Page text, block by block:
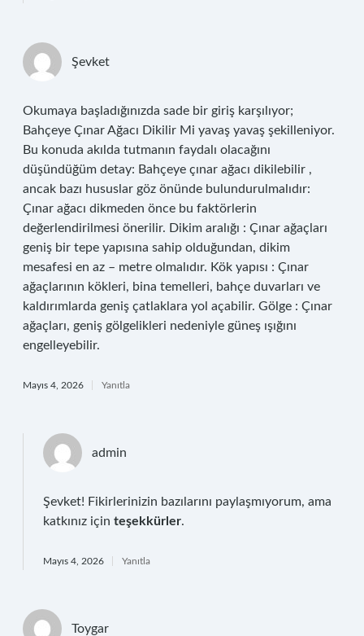
Şevket
Okumaya başladığınızda sade bir giriş karşılıyor;
Bahçeye Çınar Ağacı Dikilir Mi yavaş yavaş şekilleniyor.
Bu konuda akılda tutmanın faydalı olacağını
düşündüğüm detay: Bahçeye çınar ağacı dikilebilir ,
ancak bazı hususlar göz önünde bulundurulmalıdır:
Çınar ağacı dikmeden önce bu faktörlerin
değerlendirilmesi önerilir. Dikim aralığı : Çınar ağaçları
geniş bir tepe yapısına sahip olduğundan, dikim
mesafesi en az – metre olmalıdır. Kök yapısı : Çınar
ağaçlarının kökleri, bina temelleri, bahçe duvarları ve
kaldırımlarda geniş çatlaklara yol açabilir. Gölge : Çınar
ağaçları, geniş gölgelikleri nedeniyle güneş ışığını
engelleyebilir.
Mayıs 4, 2026 Yanıtla
admin
Şevket! Fikirlerinizin bazılarını paylaşmıyorum, ama
katkınız için teşekkürler.
Mayıs 4, 2026 Yanıtla
Toygar